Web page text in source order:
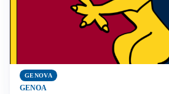
GENOVA
GENOA